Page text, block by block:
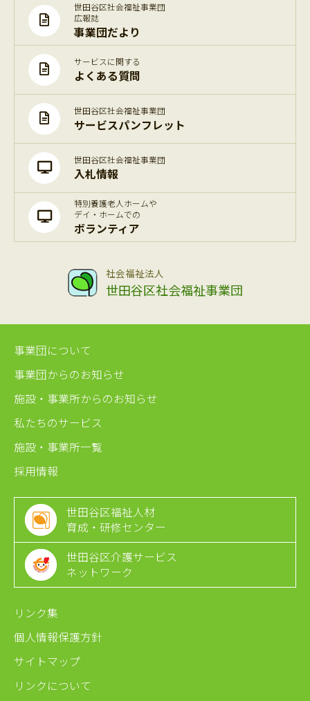
世田谷区社会福祉事業団
広報誌
事業団だより
サービスに関する
よくある質問
世田谷区社会福祉事業団
サービスパンフレット
世田谷区社会福祉事業団
入札情報
特別養護老人ホームや
デイ・ホームでの
ボランティア
社会福祉法人
世田谷区社会福祉事業団
事業団について
事業団からのお知らせ
施設・事業所からのお知らせ
私たちのサービス
施設・事業所一覧
採用情報
世田谷区福祉人材
育成・研修センター
世田谷区介護サービス
ネットワーク
リンク集
個人情報保護方針
サイトマップ
リンクについて